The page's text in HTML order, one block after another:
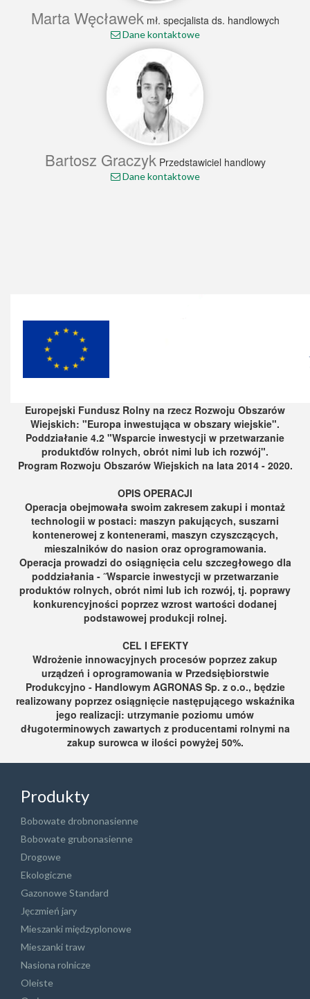
Marta Węcławek mł. specjalista ds. handlowych
Dane kontaktowe
Bartosz Graczyk Przedstawiciel handlowy
Dane kontaktowe
Europejski Fundusz Rolny na rzecz Rozwoju Obszarów
Wiejskich: "Europa inwestująca w obszary wiejskie".
Poddziałanie 4.2 "Wsparcie inwestycji w przetwarzanie
produktďów rolnych, obrót nimi lub ich rozwój".
Program Rozwoju Obszarów Wiejskich na lata 2014 - 2020.
OPIS OPERACJI
Operacja obejmowała swoim zakresem zakupi i montaż
technologii w postaci: maszyn pakujących, suszarni
kontenerowej z kontenerami, maszyn czyszczących,
mieszalników do nasion oraz oprogramowania.
Operacja prowadzi do osiągnięcia celu szczegłowego dla
poddziałania - ˝Wsparcie inwestycji w przetwarzanie
produktów rolnych, obrót nimi lub ich rozwój, tj. poprawy
konkurencyjności poprzez wzrost wartości dodanej
podstawowej produkcji rolnej.
CEL I EFEKTY
Wdrożenie innowacyjnych procesów poprzez zakup
urządzeń i oprogramowania w Przedsiębiorstwie
Produkcyjno - Handlowym AGRONAS Sp. z o.o., będzie
realizowany poprzez osiągnięcie następującego wskaźnika
jego realizacji: utrzymanie poziomu umów
długoterminowych zawartych z producentami rolnymi na
zakup surowca w ilości powyżej 50%.
Produkty
Bobowate drobnonasienne
Bobowate grubonasienne
Drogowe
Ekologiczne
Gazonowe Standard
Jęczmień jary
Mieszanki międzyplonowe
Mieszanki traw
Nasiona rolnicze
Oleiste